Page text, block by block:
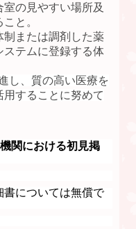
の見やすい場所及
と。
または調剤した薬
ステムに登録する体
し、質の高い医療を
することに努めて
関における初見掲
については無償で